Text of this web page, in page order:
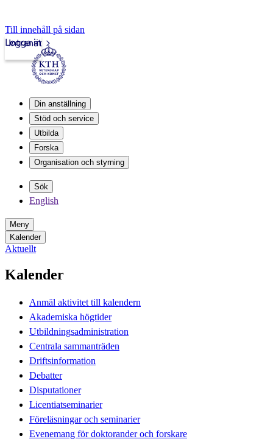
Till innehåll på sidan
Intranät
Logga in
Din anställning
Stöd och service
Utbilda
Forska
Organisation och styrning
Sök
English
Meny
Kalender
Aktuellt
Kalender
Anmäl aktivitet till kalendern
Akademiska högtider
Utbildningsadministration
Centrala sammanträden
Driftsinformation
Debatter
Disputationer
Licentiatseminarier
Föreläsningar och seminarier
Evenemang för doktorander och forskare